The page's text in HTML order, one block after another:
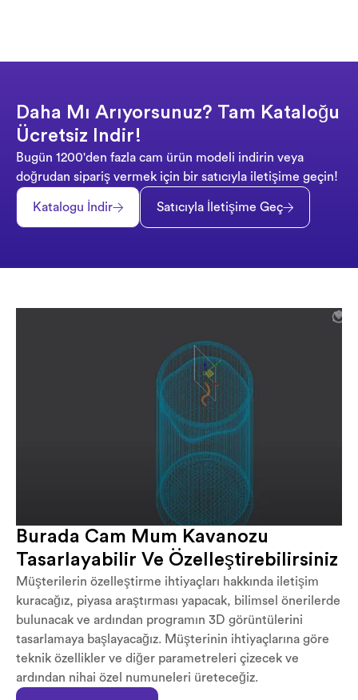
Daha Mı Arıyorsunuz? Tam Kataloğu
Ücretsiz Indir!
Bugün 1200'den fazla cam ürün modeli indirin veya
doğrudan sipariş vermek için bir satıcıyla iletişime geçin!
Katalogu İndir Satıcıyla İletişime Geç
Burada Cam Mum Kavanozu
Tasarlayabilir Ve Özelleştirebilirsiniz
Müşterilerin özelleştirme ihtiyaçları hakkında iletişim
kuracağız, piyasa araştırması yapacak, bilimsel önerilerde
bulunacak ve ardından programın 3D görüntülerini
tasarlamaya başlayacağız. Müşterinin ihtiyaçlarına göre
teknik özellikler ve diğer parametreleri çizecek ve
ardından nihai özel numuneleri üreteceğiz.